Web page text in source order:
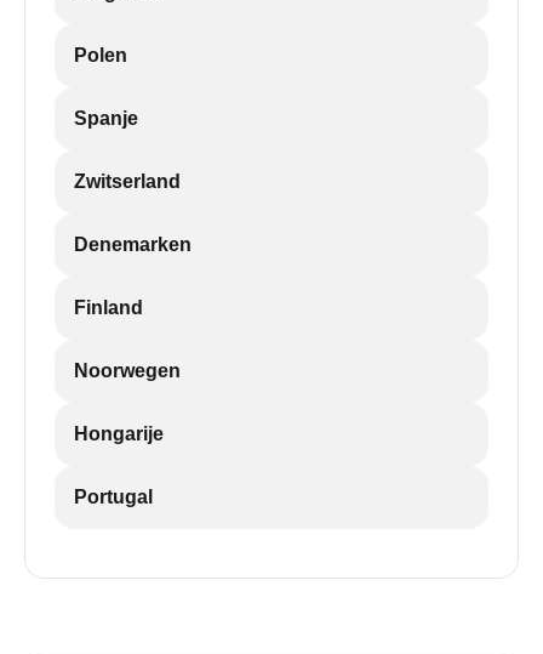
Polen
Spanje
Zwitserland
Denemarken
Finland
Noorwegen
Hongarije
Portugal